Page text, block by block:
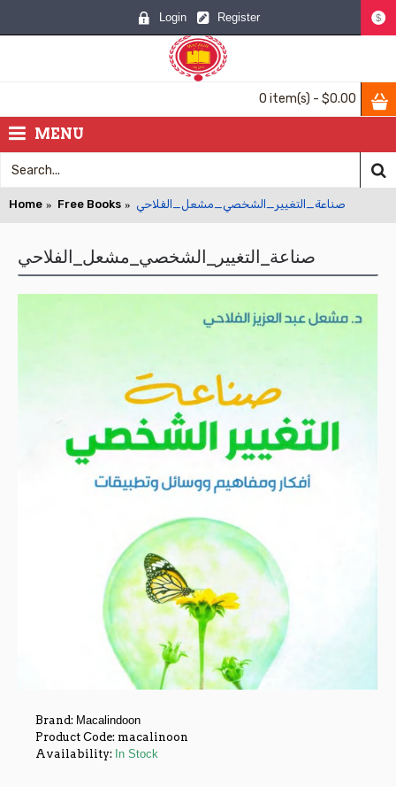
$
Login Register
0 item(s) - $0.00
MENU
Home Free Books صناعة_التغيير_الشخصي_مشعل_الفلاحي
صناعة_التغيير_الشخصي_مشعل_الفلاحي
Brand: Macalindoon
Product Code: macalinoon
Availability: In Stock